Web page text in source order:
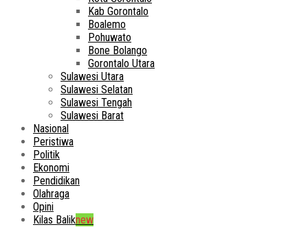
Kab Gorontalo
Boalemo
Pohuwato
Bone Bolango
Gorontalo Utara
Sulawesi Utara
Sulawesi Selatan
Sulawesi Tengah
Sulawesi Barat
Nasional
Peristiwa
Politik
Ekonomi
Pendidikan
Olahraga
Opini
Kilas Baliknew